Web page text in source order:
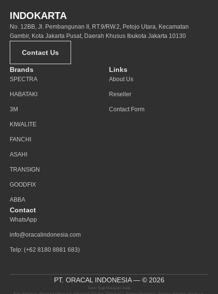
INDOKARTA
No. 12BB, Jl. Pembangunan II, RT.9/RW.2, Petojo Utara, Kecamatan
Gambir, Kota Jakarta Pusat, Daerah Khusus Ibukota Jakarta 10130
Contact Us
Brands
SPECTRA
HABATAKI
3M
KIWALITE
FANCHI
ASAHI
TRANSIGN
GOODFIX
ABBA
Links
About Us
Reseller
Contact Form
Contact
WhatsApp
info@oracalindonesia.com
Telp: (+62 8180 8881 683)
PT. ORACAL INDONESIA — © 2026
Kami Siap Melayani Anda